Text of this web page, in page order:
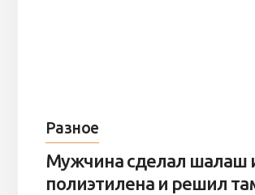
Разное
Мужчина сделал шалаш
полиэтилена и решил